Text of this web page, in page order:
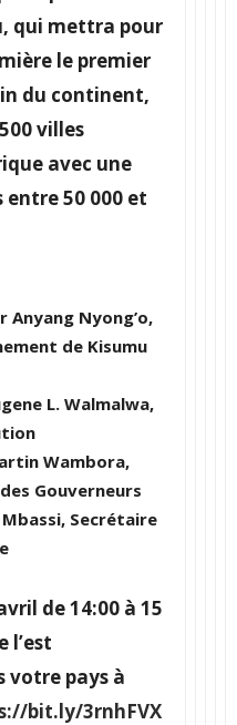
qui mettra pour
le premier
du continent,
villes
avec une
50 000 et
Anyang Nyong’o,
de Kisumu
L. Walmalwa,
Wambora,
Gouverneurs
Secrétaire
de 14:00 à 15
l’est
votre pays à
bit.ly/3rnhFVX